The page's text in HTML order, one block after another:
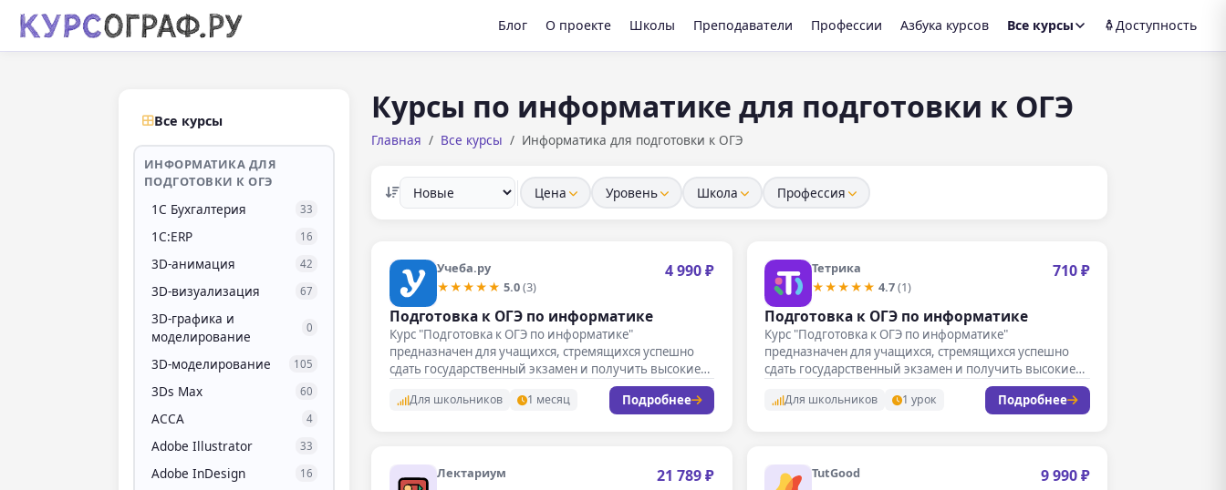
Блог О проекте Школы Преподаватели Профессии Азбука курсов Все курсы Доступность
Все курсы
ИНФОРМАТИКА ДЛЯ
ПОДГОТОВКИ К ОГЭ
1С Бухгалтерия 33
1С:ERP 16
3D-анимация 42
3D-визуализация 67
3D-графика и
моделирование
0
3D-моделирование 105
3Ds Max 60
ACCA 4
Adobe Illustrator 33
Adobe InDesign 16
Курсы по информатике для подготовки к ОГЭ
Главная Все курсы Информатика для подготовки к ОГЭ
Цена Уровень Школа Профессия
Учеба.ру
★★★★★ 5.0(3)
4 990 ₽
Подготовка к ОГЭ по информатике
Курс "Подготовка к ОГЭ по информатике"
предназначен для учащихся, стремящихся успешно
сдать государственный экзамен и получить высокие
Для школьников 1 месяц Подробнее
Тетрика
★★★★★ 4.7(1)
710 ₽
Подготовка к ОГЭ по информатике
Курс "Подготовка к ОГЭ по информатике"
предназначен для учащихся, стремящихся успешно
сдать государственный экзамен и получить высокие
Для школьников 1 урок Подробнее
Лектариум 21 789 ₽ TutGood 9 990 ₽